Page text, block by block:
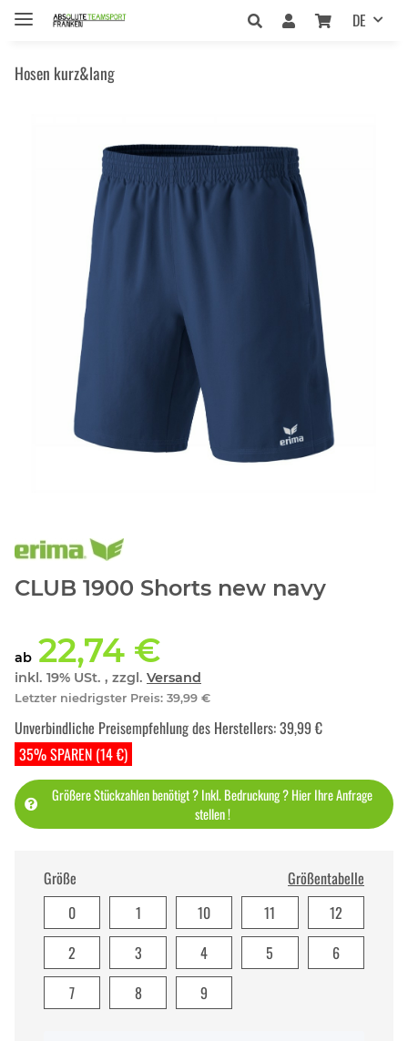
DE
Hosen kurz&lang
CLUB 1900 Shorts new navy
ab 22,74 €
inkl. 19% USt. , zzgl. Versand
Letzter niedrigster Preis: 39,99 €
35% SPAREN (14 €)
Unverbindliche Preisempfehlung des Herstellers:39,99 €
Größere Stückzahlen benötigt ? Inkl. Bedruckung ? Hier Ihre Anfrage
stellen !
Größe
Größentabelle
0
1 10 11
12
2
3 4 5
6
7
8 9